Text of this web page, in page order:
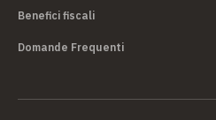
Benefici fiscali
Domande Frequenti